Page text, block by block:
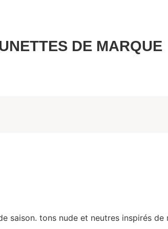
DE MARQUE
saison. tons nude et neutres inspirés